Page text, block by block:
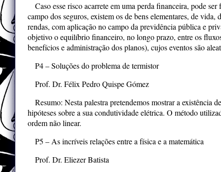
Caso esse risco acarrete em uma perda financeira, pode
campo dos seguros, existem os de bens elementares, de
rendas, com aplicação no campo da previdência pública e
objetivo o equilíbrio financeiro, no longo prazo, entre os
benefícios e administração dos planos), cujos eventos são
P4 – Soluções do problema de termistor
Prof. Dr. Félix Pedro Quispe Gómez
Resumo: Nesta palestra pretendemos mostrar a existência
hipóteses sobre a sua condutividade elétrica. O método
ordem não linear.
P5 – As incríveis relações entre a física e a matemática
Prof. Dr. Eliezer Batista